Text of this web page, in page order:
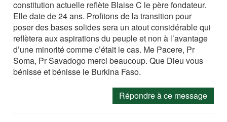
constitution actuelle reflète Blaise C le père fondateur.
Elle date de 24 ans. Profitons de la transition pour
poser des bases solides sera un atout considérable qui
reflètera aux aspirations du peuple et non à l’avantage
d’une minorité comme c’était le cas. Me Pacere, Pr
Soma, Pr Savadogo merci beaucoup. Que Dieu vous
bénisse et bénisse le Burkina Faso.
Répondre à ce message